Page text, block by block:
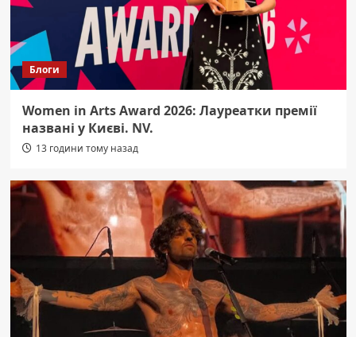
Блоги
Women in Arts Award 2026: Лауреатки премії
названі у Києві. NV.
13 години тому назад